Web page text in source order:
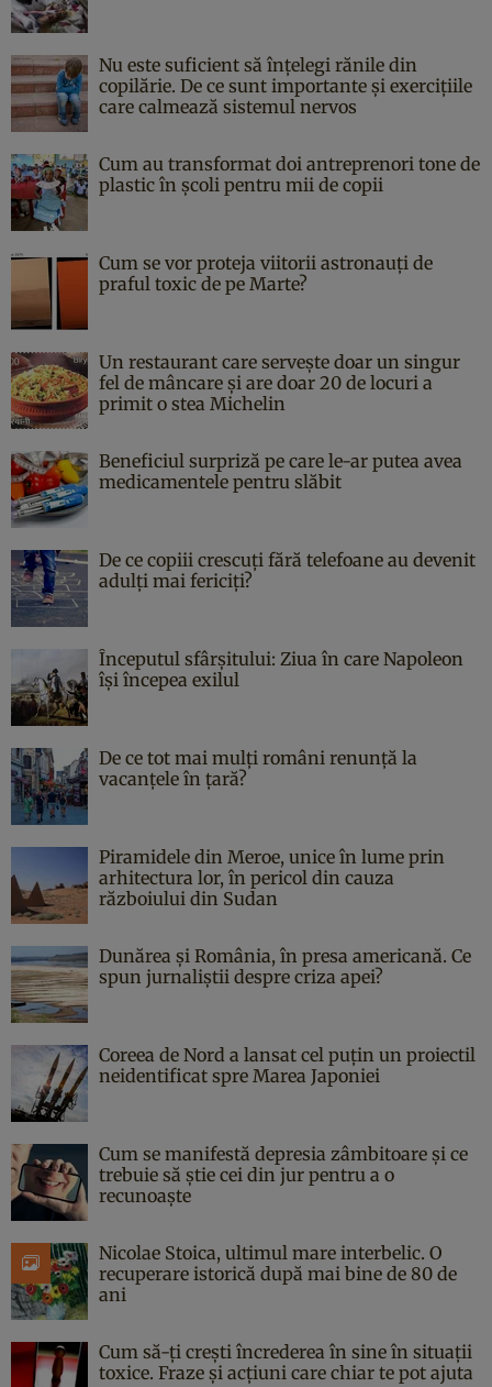
Nu este suficient să înțelegi rănile din
copilărie. De ce sunt importante și exercițiile
care calmează sistemul nervos
Cum au transformat doi antreprenori tone de
plastic în școli pentru mii de copii
Cum se vor proteja viitorii astronauți de
praful toxic de pe Marte?
Un restaurant care servește doar un singur
fel de mâncare și are doar 20 de locuri a
primit o stea Michelin
Beneficiul surpriză pe care le-ar putea avea
medicamentele pentru slăbit
De ce copiii crescuți fără telefoane au devenit
adulți mai fericiți?
Începutul sfârşitului: Ziua în care Napoleon
îşi începea exilul
De ce tot mai mulți români renunță la
vacanțele în țară?
Piramidele din Meroe, unice în lume prin
arhitectura lor, în pericol din cauza
războiului din Sudan
Dunărea și România, în presa americană. Ce
spun jurnaliștii despre criza apei?
Coreea de Nord a lansat cel puțin un proiectil
neidentificat spre Marea Japoniei
Cum se manifestă depresia zâmbitoare și ce
trebuie să știe cei din jur pentru a o
recunoaște
Nicolae Stoica, ultimul mare interbelic. O
recuperare istorică după mai bine de 80 de
ani
Cum să-ți crești încrederea în sine în situații
toxice. Fraze și acțiuni care chiar te pot ajuta